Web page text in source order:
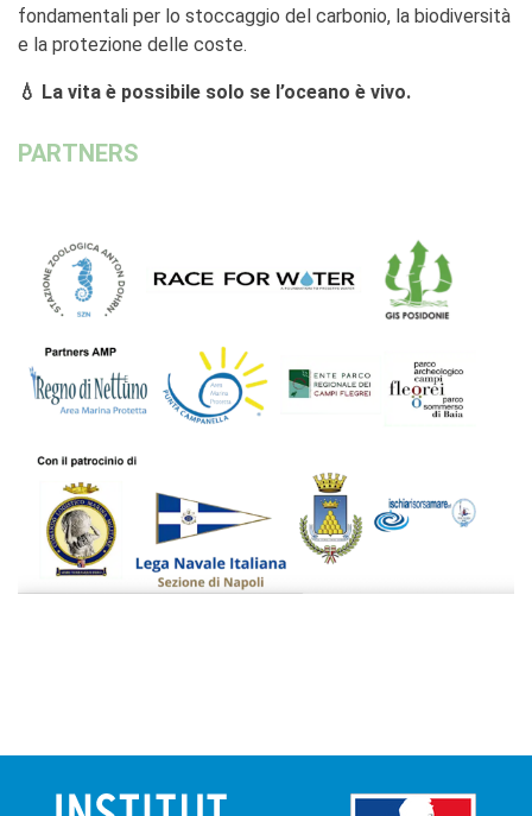
fondamentali per lo stoccaggio del carbonio, la biodiversità
e la protezione delle coste.
💧 La vita è possibile solo se l’oceano è vivo.
PARTNERS